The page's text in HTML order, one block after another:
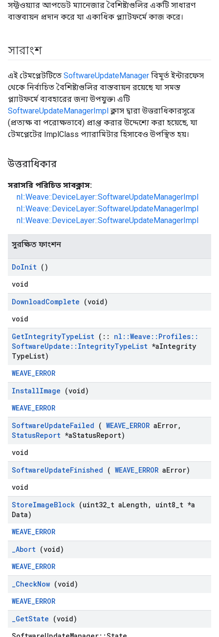
সফ্টওয়্যার আপডেট ম্যানেজার বৈশিষ্ট্যগুলির একটি সাধারণ
বাস্তবায়ন প্রদান করে যা একাধিক প্ল্যাটফর্মে কাজ করে।
সারাংশ
এই টেমপ্লেটটিতে SoftwareUpdateManager বিমূর্ত ইন্টারফেস
থেকে নির্বাচিত বৈশিষ্ট্যগুলির বাস্তবায়ন রয়েছে যা সমস্ত
প্ল্যাটফর্মে ব্যবহারের জন্য উপযুক্ত৷ এটি
SoftwareUpdateManagerImplক্লাস দ্বারা উত্তরাধিকারসূত্রে
(প্রত্যক্ষ বা পরোক্ষভাবে) প্রাপ্ত করার উদ্দেশ্যে করা হয়েছে, যা
টেমপ্লেটের ImplClass প্যারামিটার হিসাবেও উপস্থিত হয়।
উত্তরাধিকার
সরাসরি পরিচিত সাবক্লাস:
nl::Weave::DeviceLayer::SoftwareUpdateManagerImpl
nl::Weave::DeviceLayer::SoftwareUpdateManagerImpl
nl::Weave::DeviceLayer::SoftwareUpdateManagerImpl
সুরক্ষিত ফাংশন
DoInit ()
void
DownloadComplete (void)
void
GetIntegrityTypeList ( :: nl ::Weave :: Profiles::
SoftwareUpdate :: IntegrityTypeList *aIntegrity
TypeList)
WEAVE_ERROR
InstallImage (void)
WEAVE_ERROR
SoftwareUpdateFailed ( WEAVE_ERROR aError,
StatusReport *aStatusReport)
void
SoftwareUpdateFinished ( WEAVE_ERROR aError)
void
StoreImageBlock (uint32 t aLength , uint8 t *a
Data)
WEAVE_ERROR
_Abort (void)
WEAVE_ERROR
_CheckNow (void)
WEAVE_ERROR
_GetState (void)